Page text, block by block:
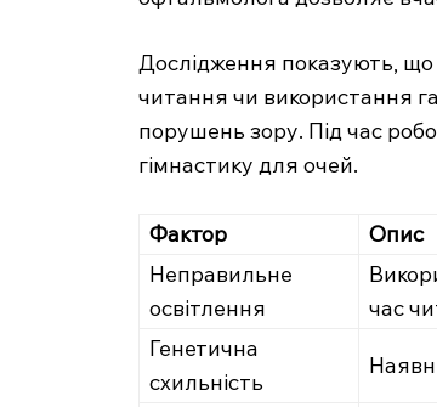
Дослідження показують, що
читання чи використання
порушень зору. Під час
гімнастику для очей.
Фактор
Опис
Неправильне
освітлення
час
Генетична
схильність